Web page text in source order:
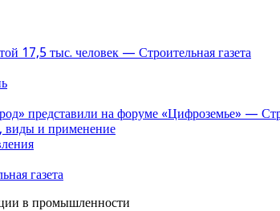
17,5 тыс. человек — Строительная газета
представили на форуме «Цифроземье» —
виды и применение
газета
в промышленности